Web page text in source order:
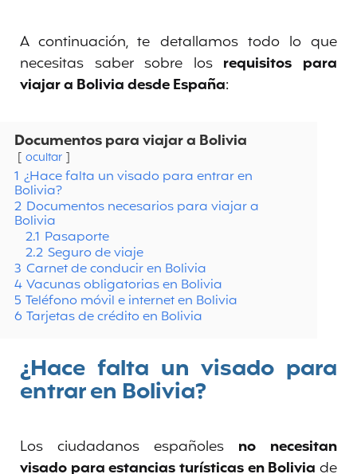
A continuación, te detallamos todo lo que
necesitas saber sobre los requisitos para
viajar a Bolivia desde España:
Documentos para viajar a Bolivia
ocultar
1 ¿Hace falta un visado para entrar en
Bolivia?
2 Documentos necesarios para viajar a
Bolivia
2.1 Pasaporte
2.2 Seguro de viaje
3 Carnet de conducir en Bolivia
4 Vacunas obligatorias en Bolivia
5 Teléfono móvil e internet en Bolivia
6 Tarjetas de crédito en Bolivia
¿Hace falta un visado para
entrar en Bolivia?
Los ciudadanos españoles no necesitan
visado para estancias turísticas en Bolivia de